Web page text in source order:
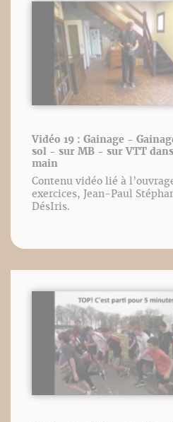
Vidéo 19 : Gainage -
sol - sur MB - sur VTT
main
Contenu vidéo lié à
exercices, Jean-Paul
DésIris.